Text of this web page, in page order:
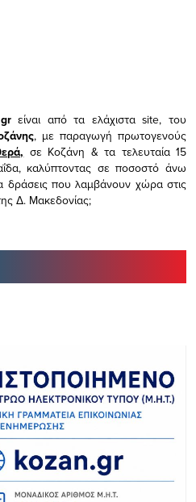
είναι από τα ελάχισταsite, του
, με παραγωγή πρωτογενούς
σε Κοζάνη & τα τελευταία 15
καλύπτοντας σε ποσοστό άνω
δράσεις που λαμβάνουν χώρα στις
Δ. Μακεδονίας;